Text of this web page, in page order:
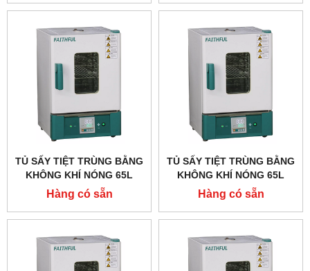
TỦ SẤY TIỆT TRÙNG BẰNG
KHÔNG KHÍ NÓNG 65L
FAITHFUL GX-65BE
Hàng có sẵn
TỦ SẤY TIỆT TRÙNG BẰNG
KHÔNG KHÍ NÓNG 65L
FAITHFUL GX-65B
Hàng có sẵn